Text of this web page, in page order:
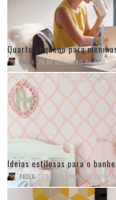
Quarto pequeno para
PAOLA, 26 DE DEZEMBRO DE 2018
Ideias estilosas para o
PAOLA, 12 DE NOVEMBRO DE 2018